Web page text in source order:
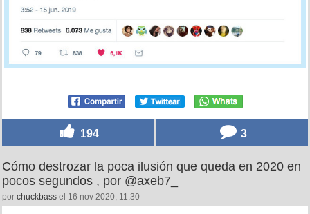
194 3
Cómo destrozar la poca ilusión que queda en 2020 en
pocos segundos , por @axeb7_
por chuckbass el 16 nov 2020, 11:30